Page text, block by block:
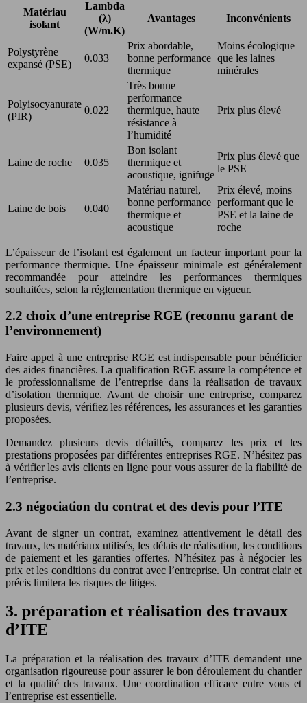
Matériau
isolant
Lambda
(λ)
(W/m.K)
Avantages Inconvénients
Polystyrène
expansé (PSE)
0.033
Prix abordable,
bonne performance
thermique
Moins écologique
que les laines
minérales
Polyisocyanurate
(PIR)
0.022
Très bonne
performance
thermique, haute
résistance à
l’humidité
Prix plus élevé
Laine de roche 0.035
Bon isolant
thermique et
acoustique, ignifuge
Prix plus élevé que
le PSE
Laine de bois 0.040
Matériau naturel,
bonne performance
thermique et
acoustique
Prix élevé, moins
performant que le
PSE et la laine de
roche
L’épaisseur de l’isolant est également un facteur important pour la
performance thermique. Une épaisseur minimale est généralement
recommandée pour atteindre les performances thermiques
souhaitées, selon la réglementation thermique en vigueur.
2.2 choix d’une entreprise RGE (reconnu garant de
l’environnement)
Faire appel à une entreprise RGE est indispensable pour bénéficier
des aides financières. La qualification RGE assure la compétence et
le professionnalisme de l’entreprise dans la réalisation de travaux
d’isolation thermique. Avant de choisir une entreprise, comparez
plusieurs devis, vérifiez les références, les assurances et les garanties
proposées.
Demandez plusieurs devis détaillés, comparez les prix et les
prestations proposées par différentes entreprises RGE. N’hésitez pas
à vérifier les avis clients en ligne pour vous assurer de la fiabilité de
l’entreprise.
2.3 négociation du contrat et des devis pour l’ITE
Avant de signer un contrat, examinez attentivement le détail des
travaux, les matériaux utilisés, les délais de réalisation, les conditions
de paiement et les garanties offertes. N’hésitez pas à négocier les
prix et les conditions du contrat avec l’entreprise. Un contrat clair et
précis limitera les risques de litiges.
3. préparation et réalisation des travaux
d’ITE
La préparation et la réalisation des travaux d’ITE demandent une
organisation rigoureuse pour assurer le bon déroulement du chantier
et la qualité des travaux. Une coordination efficace entre vous et
l’entreprise est essentielle.